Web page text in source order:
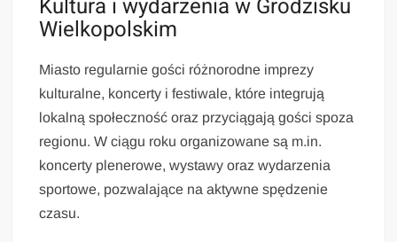
Kultura i wydarzenia w Grodzisku
Wielkopolskim
Miasto regularnie gości różnorodne imprezy
kulturalne, koncerty i festiwale, które integrują
lokalną społeczność oraz przyciągają gości spoza
regionu. W ciągu roku organizowane są m.in.
koncerty plenerowe, wystawy oraz wydarzenia
sportowe, pozwalające na aktywne spędzenie
czasu.